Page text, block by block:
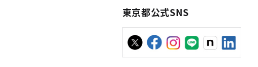
東京都公式SNS